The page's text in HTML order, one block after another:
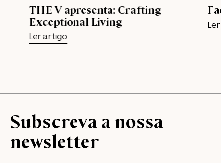
THE V apresenta: Crafting
Exceptional Living
Ler artigo
Subscreva a nossa
newsletter